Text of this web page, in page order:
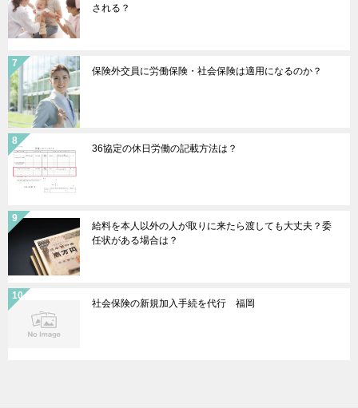
される？
保険外交員に労働保険・社会保険は適用になるのか？
36協定の休日労働の記載方法は？
給料を本人以外の人が取りに来たら渡しても大丈夫？委
任状がある場合は？
社会保険の新規加入手続を代行 福岡